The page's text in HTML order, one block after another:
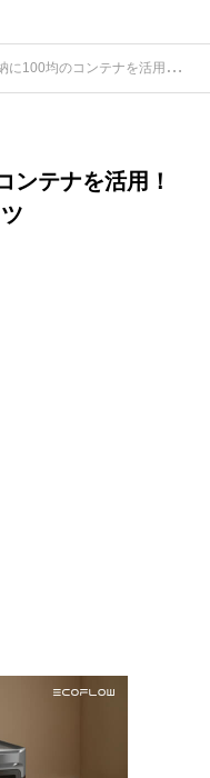
コンテナを活用！安くて便利な整理整頓のコツ
ンテナを活用！